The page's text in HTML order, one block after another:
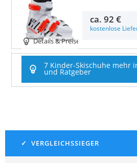
Details & Preise
ca.92 €
kostenlose
7 Kinder-Skischuhe mehr
und Ratgeber